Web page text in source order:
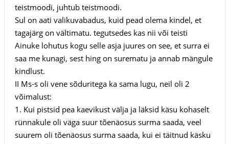
teistmoodi, juhtub teistmoodi.
Sul on aati valikuvabadus, kuid pead olema kindel, et
tagajärg on vältimatu. tegutsedes kas nii või teisti
Ainuke lohutus kogu selle asja juures on see, et surra ei
saa me kunagi, sest hing on surematu ja annab mängule
kindlust.
II Ms-s oli vene sõduritega ka sama lugu, neil oli 2
võimalust:
1. Kui pistsid pea kaevikust välja ja läksid käsu kohaselt
rünnakule oli väga suur tõenäosus surma saada, veel
suurem oli tõenäosus surma saada, kui ei täitnud käsku